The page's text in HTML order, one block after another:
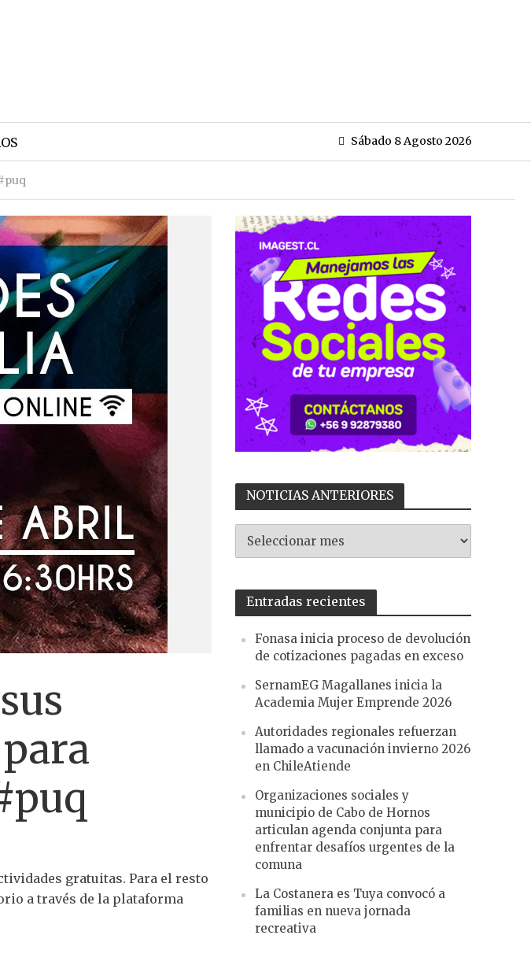
Sábado 8 Agosto 2026
gratuitas. Para el resto
a través de la plataforma
NOTICIAS ANTERIORES
NOTICIAS
ANTERIORES
Entradas recientes
Fonasa inicia proceso de devolución
de cotizaciones pagadas en exceso
SernamEG Magallanes inicia la
Academia Mujer Emprende 2026
Autoridades regionales refuerzan
llamado a vacunación invierno 2026
en ChileAtiende
Organizaciones sociales y
municipio de Cabo de Hornos
articulan agenda conjunta para
enfrentar desafíos urgentes de la
comuna
La Costanera es Tuya convocó a
familias en nueva jornada
recreativa